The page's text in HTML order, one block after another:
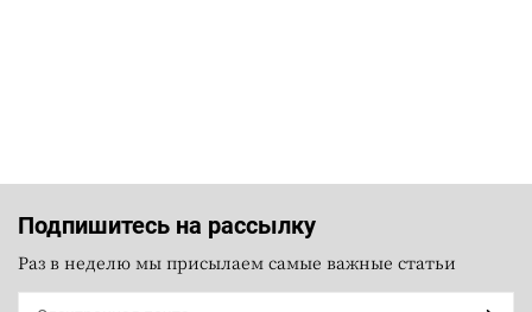
Подпишитесь на рассылку
Раз в неделю мы присылаем самые важные статьи